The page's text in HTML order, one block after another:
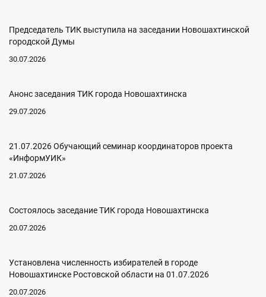
Председатель ТИК выступила на заседании Новошахтинской
городской Думы
30.07.2026
Анонс заседания ТИК города Новошахтинска
29.07.2026
21.07.2026 Обучающий семинар координаторов проекта
«ИнформУИК»
21.07.2026
Состоялось заседание ТИК города Новошахтинска
20.07.2026
Установлена численность избирателей в городе
Новошахтинске Ростовской области на 01.07.2026
20.07.2026